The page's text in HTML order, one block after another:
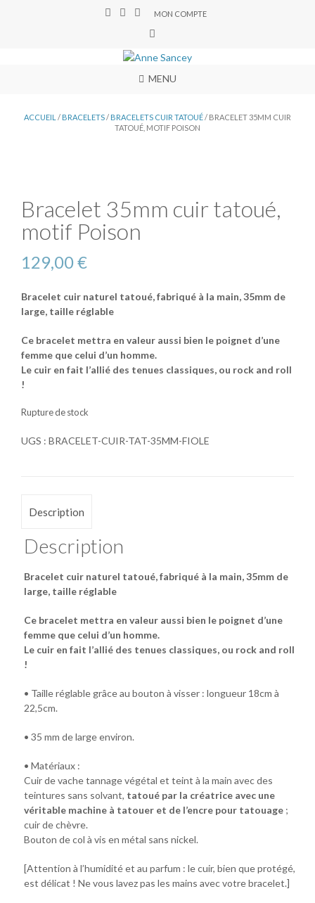
MON COMPTE
MENU
ACCUEIL / BRACELETS/ BRACELETS CUIR TATOUÉ/ BRACELET 35MM CUIR
TATOUÉ, MOTIF POISON
Bracelet 35mm cuir tatoué,
motif Poison
129,00€
Bracelet cuir naturel tatoué, fabriqué à la main, 35mm de
large, taille réglable
Ce bracelet mettra en valeur aussi bien le poignet d’une
femme que celui d’un homme.
Le cuir en fait l’allié des tenues classiques, ou rock and roll
!
Rupture de stock
UGS : BRACELET-CUIR-TAT-35MM-FIOLE
Description
Description
Bracelet cuir naturel tatoué, fabriqué à la main, 35mm de
large, taille réglable
Ce bracelet mettra en valeur aussi bien le poignet d’une
femme que celui d’un homme.
Le cuir en fait l’allié des tenues classiques, ou rock and roll
!
• Taille réglable grâce au bouton à visser : longueur 18cm à
22,5cm.
• 35 mm de large environ.
• Matériaux :
Cuir de vache tannage végétal et teint à la main avec des
teintures sans solvant, tatoué par la créatrice avec une
véritable machine à tatouer et de l’encre pour tatouage;
cuir de chèvre.
Bouton de col à vis en métal sans nickel.
[Attention à l’humidité et au parfum : le cuir, bien que protégé,
est délicat ! Ne vous lavez pas les mains avec votre bracelet.]